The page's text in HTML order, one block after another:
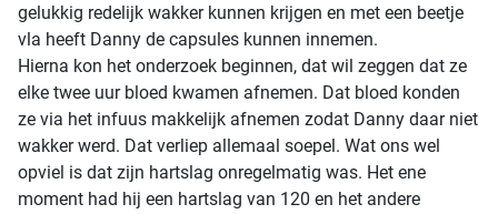
gelukkig redelijk wakker kunnen krijgen en met een beetje
vla heeft Danny de capsules kunnen innemen.
Hierna kon het onderzoek beginnen, dat wil zeggen dat ze
elke twee uur bloed kwamen afnemen. Dat bloed konden
ze via het infuus makkelijk afnemen zodat Danny daar niet
wakker werd. Dat verliep allemaal soepel. Wat ons wel
opviel is dat zijn hartslag onregelmatig was. Het ene
moment had hij een hartslag van 120 en het andere